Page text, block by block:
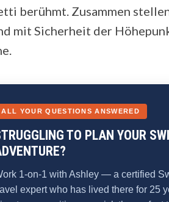
berühmt. Zusammen
mit Sicherheit der
ALL YOUR QUESTIONS ANSWERED
TO PLAN YOUR
1-on-1 with Ashley — a certified
expert who has lived there for 25